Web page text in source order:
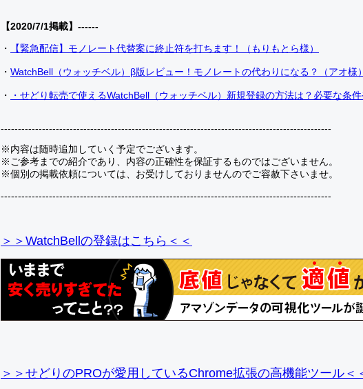
【2020/7/1掲載】------
・
【緊急配信】モノレート代替案に終止符を打ちます！（もりもとら様）
・ WatchBell（ウォッチベル）β版レビュー！モノレートの代わりになる？（アオ様
・ ・せどり転売で使えるWatchBell（ウォッチベル）新規登録の方法は？必要な条
------------------------------------------------------------------------------------------------
※内容は随時追加していく予定でございます。
※ご参考までの紹介であり、内容の正確性を保証するものではございません。
※個別の掲載依頼については、お受けしておりませんのでご容赦下さいませ。
------------------------------------------------------------------------------------------------
＞＞WatchBellの登録はこちら＜＜
＞＞せどりのPROが愛用しているChrome拡張の高機能ツール＜